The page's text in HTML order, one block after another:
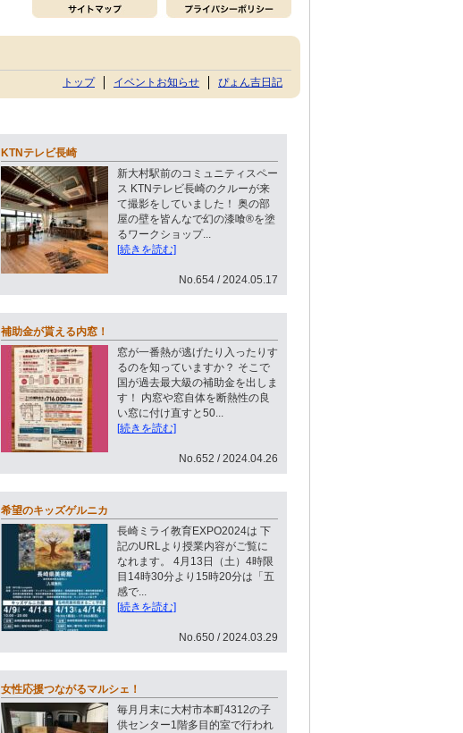
トップ イベントお知らせ ぴょん吉日記
KTNテレビ長崎
新大村駅前のコミュニティスペー
ス KTNテレビ長崎のクルーが来
て撮影をしていました！ 奥の部
屋の壁を皆んなで幻の漆喰®︎を塗
るワークショップ...
[続きを読む]
No.654 / 2024.05.17
補助金が貰える内窓！
窓が一番熱が逃げたり入ったりす
るのを知っていますか？ そこで
国が過去最大級の補助金を出しま
す！ 内窓や窓自体を断熱性の良
い窓に付け直すと50...
[続きを読む]
No.652 / 2024.04.26
希望のキッズゲルニカ
長崎ミライ教育EXPO2024は 下
記のURLより授業内容がご覧に
なれます。 4月13日（土）4時限
目14時30分より15時20分は「五
感で...
[続きを読む]
No.650 / 2024.03.29
女性応援つながるマルシェ！
毎月月末に大村市本町4312の子
供センター1階多目的室で行われ